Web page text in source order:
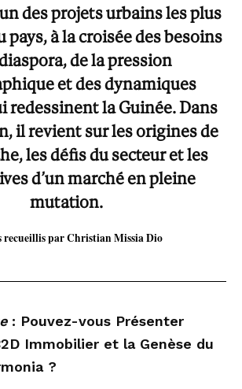
des projets urbains les plus
pays, à la croisée des besoins
de la pression
et des dynamiques
redessinent la Guinée. Dans
il revient sur les origines de
les défis du secteur et les
d’un marché en pleine
mutation.
recueillis par Christian Missia Dio
: Pouvez-vous Présenter
Immobilier et la Genèse du
?